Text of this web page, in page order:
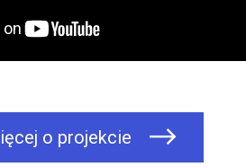
o projekcie